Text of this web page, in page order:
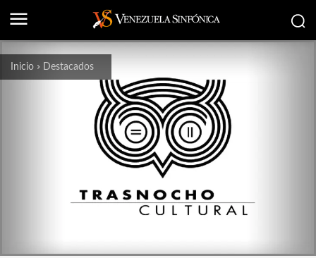
Inicio Destacados